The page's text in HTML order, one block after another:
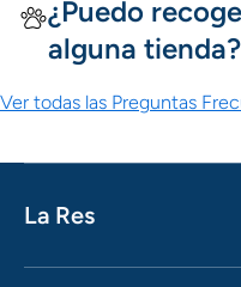
¿Puedo
alguna tienda?
Ver todas las Preguntas
La Res